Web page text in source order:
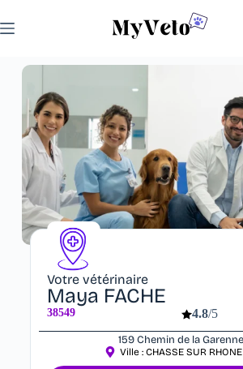
Votre vétérinaire
Maya FACHE
38549 4.8/5
159 Chemin de la Garenne
Ville : CHASSE SUR RHONE